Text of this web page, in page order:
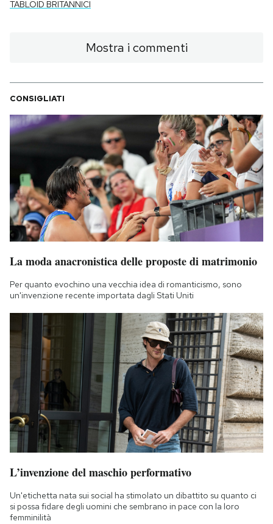
TABLOID BRITANNICI
Mostra i commenti
CONSIGLIATI
La moda anacronistica delle proposte di matrimonio
Per quanto evochino una vecchia idea di romanticismo, sono
un'invenzione recente importata dagli Stati Uniti
L’invenzione del maschio performativo
Un'etichetta nata sui social ha stimolato un dibattito su quanto ci
si possa fidare degli uomini che sembrano in pace con la loro
femminilità